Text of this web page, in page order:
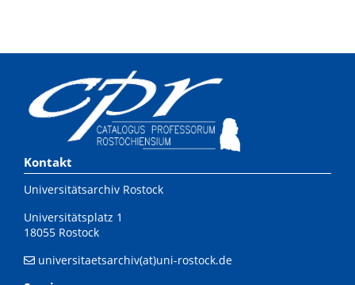
Kontakt
Universitätsarchiv Rostock
Universitätsplatz 1
18055 Rostock
universitaetsarchiv(at)uni-rostock.de